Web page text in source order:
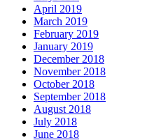
April 2019
March 2019
February 2019
January 2019
December 2018
November 2018
October 2018
September 2018
August 2018
July 2018
June 2018